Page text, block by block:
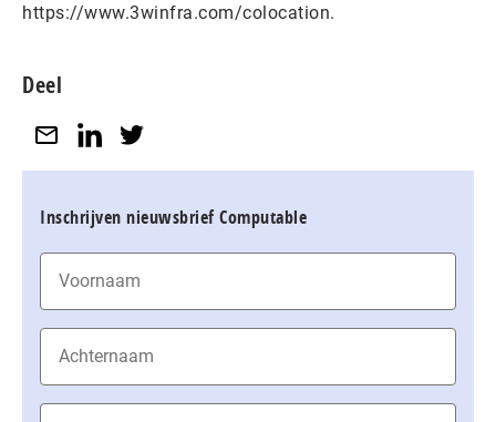
https://www.3winfra.com/colocation.
Deel
Inschrijven nieuwsbrief Computable